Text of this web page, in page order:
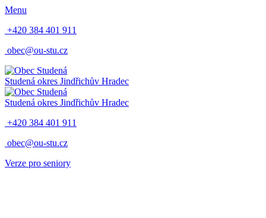
Menu
+420 384 401 911
obec@ou-stu.cz
Studená okres Jindřichův Hradec
Studená okres Jindřichův Hradec
+420 384 401 911
obec@ou-stu.cz
Verze pro seniory